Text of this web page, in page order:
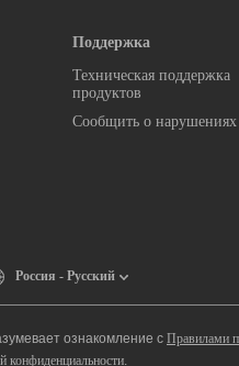
Поддержка
Техническая поддержка
продуктов
Сообщить о нарушениях
Россия - Русский
ознакомление с Правилами
конфиденциальности.